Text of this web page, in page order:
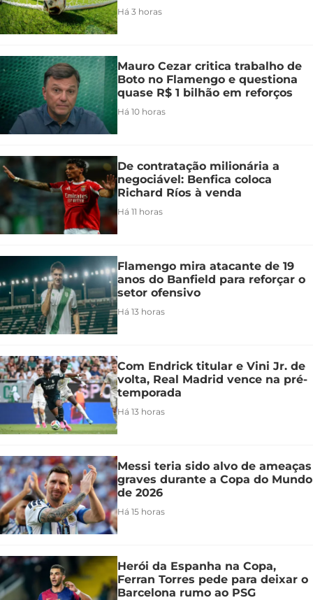
Há 3 horas
Mauro Cezar critica trabalho de
Boto no Flamengo e questiona
quase R$ 1 bilhão em reforços
Há 10 horas
De contratação milionária a
negociável: Benfica coloca
Richard Ríos à venda
Há 11 horas
Flamengo mira atacante de 19
anos do Banfield para reforçar o
setor ofensivo
Há 13 horas
Com Endrick titular e Vini Jr. de
volta, Real Madrid vence na pré-
temporada
Há 13 horas
Messi teria sido alvo de ameaças
graves durante a Copa do Mundo
de 2026
Há 15 horas
Herói da Espanha na Copa,
Ferran Torres pede para deixar o
Barcelona rumo ao PSG